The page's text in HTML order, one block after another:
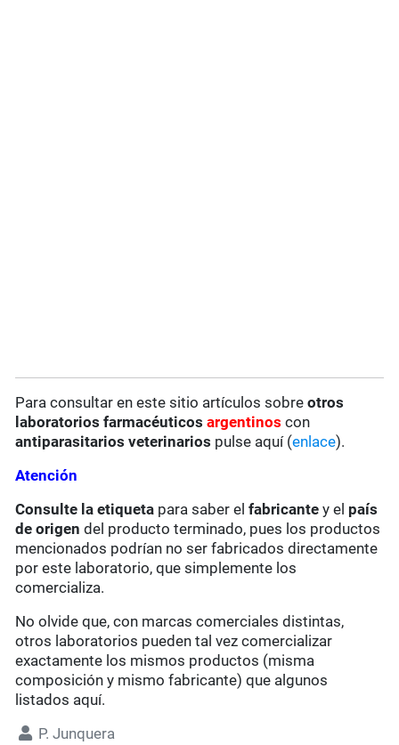
Para consultar en este sitio artículos sobreotros
laboratorios farmacéuticosargentinos con
antiparasitarios veterinarios pulse aquí (enlace).
Atención
Consulte la etiqueta para saber elfabricantey el país
de origen del producto terminado, pues los productos
mencionados podrían no ser fabricados directamente
por este laboratorio, que simplemente los
comercializa.
No olvide que, con marcas comerciales distintas,
otros laboratorios pueden tal vez comercializar
exactamente los mismos productos (misma
composición y mismo fabricante) que algunos
listados aquí.
P. Junquera